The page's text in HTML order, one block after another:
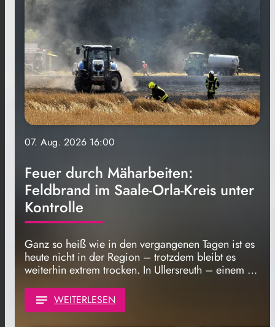
07. Aug. 2026 16:00
Feuer durch Mäharbeiten:
Feldbrand im Saale-Orla-Kreis unter
Kontrolle
Ganz so heiß wie in den vergangenen Tagen ist es
heute nicht in der Region – trotzdem bleibt es
weiterhin extrem trocken. In Ullersreuth – einem …
notes WEITERLESEN